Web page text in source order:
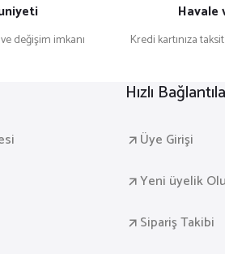
Duvar Tablosu V29
değişim imkanı
Havale
Kredi kartınıza
Hızlı
Üye Girişi
Yeni üyelik
Sipariş Takibi